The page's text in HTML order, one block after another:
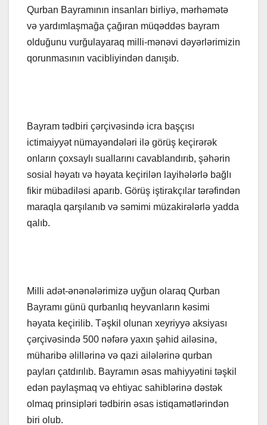
Qurban Bayramının insanları birliyə, mərhəmətə
və yardımlaşmağa çağıran müqəddəs bayram
olduğunu vurğulayaraq milli-mənəvi dəyərlərimizin
qorunmasının vacibliyindən danışıb.
Bayram tədbiri çərçivəsində icra başçısı
ictimaiyyət nümayəndələri ilə görüş keçirərək
onların çoxsaylı suallarını cavablandırıb, şəhərin
sosial həyatı və həyata keçirilən layihələrlə bağlı
fikir mübadiləsi aparıb. Görüş iştirakçılar tərəfindən
maraqla qarşılanıb və səmimi müzakirələrlə yadda
qalıb.
Milli adət-ənənələrimizə uyğun olaraq Qurban
Bayramı günü qurbanlıq heyvanların kəsimi
həyata keçirilib. Təşkil olunan xeyriyyə aksiyası
çərçivəsində 500 nəfərə yaxın şəhid ailəsinə,
müharibə əlillərinə və qazi ailələrinə qurban
payları çatdırılıb. Bayramın əsas mahiyyətini təşkil
edən paylaşmaq və ehtiyac sahiblərinə dəstək
olmaq prinsipləri tədbirin əsas istiqamətlərindən
biri olub.